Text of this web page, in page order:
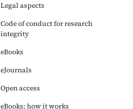
Legal aspects
Code of conduct for research
integrity
eBooks
eJournals
Open access
eBooks: how it works